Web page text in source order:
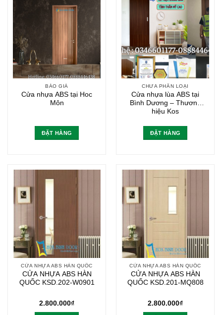
BÁO GIÁ
Cửa nhựa ABS tại Hoc
Môn
ĐẶT HÀNG
CHƯA PHÂN LOẠI
Cửa nhựa lùa ABS tại
Bình Dương – Thương
hiệu Kos
ĐẶT HÀNG
CỬA NHỰA ABS HÀN QUỐC
CỬA NHỰA ABS HÀN
QUỐC KSD.202-W0901
2.800.000₫
CỬA NHỰA ABS HÀN QUỐC
CỬA NHỰA ABS HÀN
QUỐC KSD.201-MQ808
2.800.000₫